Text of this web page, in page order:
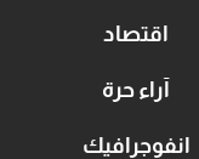
اقتصاد
آراء حرة
انفوجرافيك